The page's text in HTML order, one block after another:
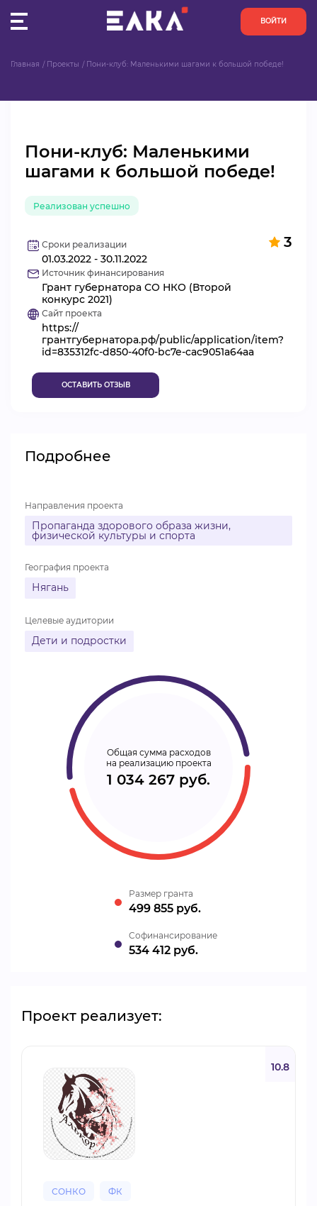
ВОЙТИ
ОРГАНИЗАЦИИ
АНАЛИТИКА
БАЗА ЗНАНИЙ
ВИДЕОКУРСЫ
Главная Проекты Пони-клуб: Маленькими шагами к большой победе!
Пони-клуб: Маленькими
шагами к большой победе!
Реализован успешно
3
Сроки реализации
01.03.2022 - 30.11.2022
Источник финансирования
Грант губернатора СО НКО (Второй
конкурс 2021)
Сайт проекта
https://
грантгубернатора.рф/public/application/item?
id=835312fc-d850-40f0-bc7e-cac9051a64aa
ОСТАВИТЬ ОТЗЫВ
Подробнее
Направления проекта
Пропаганда здорового образа жизни,
физической культуры и спорта
География проекта
Нягань
Целевые аудитории
Дети и подростки
Общая сумма расходов
на реализацию проекта
1 034 267 руб.
Размер гранта
499 855 руб.
Cофинансирование
534 412 руб.
Проект реализует:
СОНКО ФК
10.8